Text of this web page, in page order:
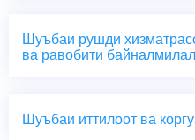
Шуъбаи рушди
ва равобити
Шуъбаи иттилоот ва